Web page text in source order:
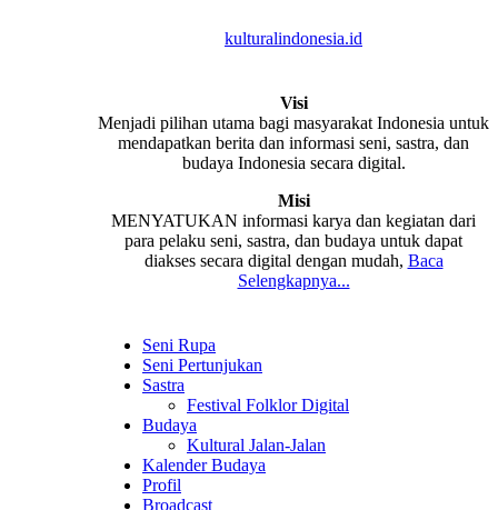
kulturalindonesia.id
Visi
Menjadi pilihan utama bagi masyarakat Indonesia untuk
mendapatkan berita dan informasi seni, sastra, dan
budaya Indonesia secara digital.
Misi
MENYATUKAN informasi karya dan kegiatan dari
para pelaku seni, sastra, dan budaya untuk dapat
diakses secara digital dengan mudah, Baca
Selengkapnya...
Seni Rupa
Seni Pertunjukan
Sastra
Festival Folklor Digital
Budaya
Kultural Jalan-Jalan
Kalender Budaya
Profil
Broadcast